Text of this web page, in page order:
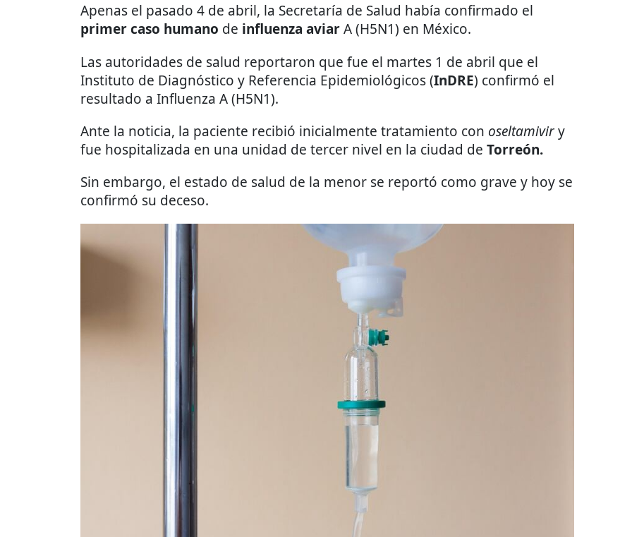
Apenas el pasado 4 de abril, la Secretaría de Salud había confirmado el
primer caso humano de influenza aviarA (H5N1) en México.
Las autoridades de salud reportaron que fue el martes 1 de abril que el
Instituto de Diagnóstico y Referencia Epidemiológicos (InDRE) confirmó el
resultado a Influenza A (H5N1).
Ante la noticia, la paciente recibió inicialmente tratamiento con oseltamiviry
fue hospitalizada en una unidad de tercer nivel en la ciudad de Torreón.
Sin embargo, el estado de salud de la menor se reportó como grave y hoy se
confirmó su deceso.